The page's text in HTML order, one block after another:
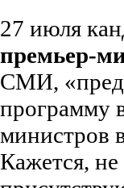
27 июля
премьер-
СМИ,
программу
министров
Кажется, не